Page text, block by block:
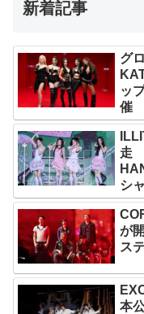
新着記事
グ
ッ
催
走
シ
が
ス
本